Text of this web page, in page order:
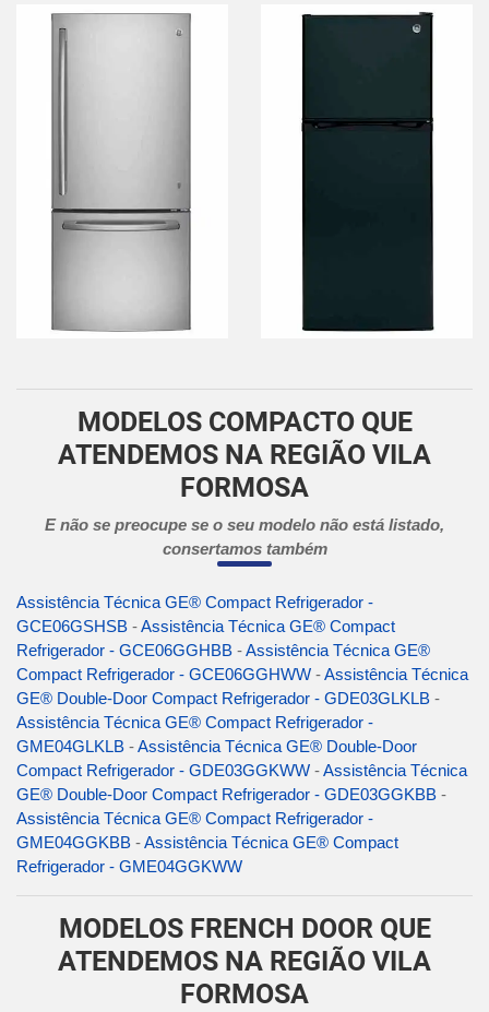
MODELOS COMPACTO QUE
ATENDEMOS NA REGIÃO VILA
FORMOSA
E não se preocupe se o seu modelo não está listado,
consertamos também
Assistência Técnica GE® Compact Refrigerador -
GCE06GSHSB -Assistência Técnica GE® Compact
Refrigerador - GCE06GGHBB -Assistência Técnica GE®
Compact Refrigerador - GCE06GGHWW -Assistência Técnica
GE® Double-Door Compact Refrigerador - GDE03GLKLB -
Assistência Técnica GE® Compact Refrigerador -
GME04GLKLB -Assistência Técnica GE® Double-Door
Compact Refrigerador - GDE03GGKWW -Assistência Técnica
GE® Double-Door Compact Refrigerador - GDE03GGKBB -
Assistência Técnica GE® Compact Refrigerador -
GME04GGKBB -Assistência Técnica GE® Compact
Refrigerador - GME04GGKWW
MODELOS FRENCH DOOR QUE
ATENDEMOS NA REGIÃO VILA
FORMOSA